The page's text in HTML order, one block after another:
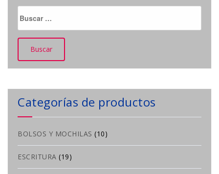
Categorías de productos
BOLSOS Y MOCHILAS (10)
ESCRITURA (19)